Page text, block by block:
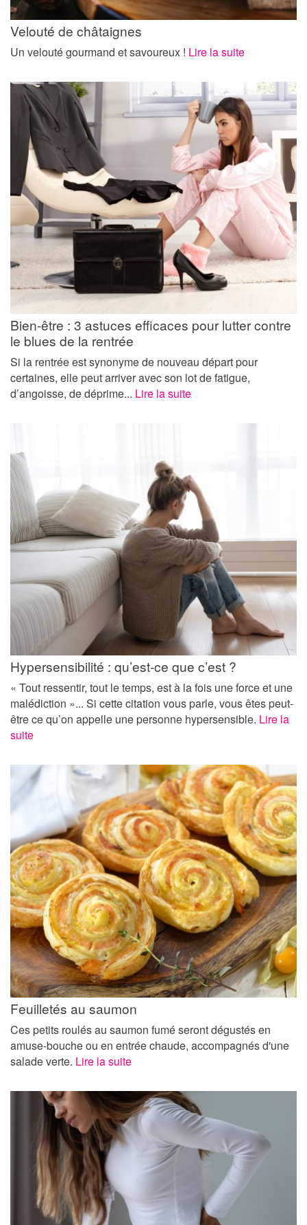
Velouté de châtaignes
Un velouté gourmand et savoureux ! Lire la suite
Bien-être : 3 astuces efficaces pour lutter contre
le blues de la rentrée
Si la rentrée est synonyme de nouveau départ pour
certaines, elle peut arriver avec son lot de fatigue,
d’angoisse, de déprime... Lire la suite
Hypersensibilité : qu’est-ce que c’est ?
« Tout ressentir, tout le temps, est à la fois une force et une
malédiction »... Si cette citation vous parle, vous êtes peut-
être ce qu’on appelle une personne hypersensible. Lire la
suite
Feuilletés au saumon
Ces petits roulés au saumon fumé seront dégustés en
amuse-bouche ou en entrée chaude, accompagnés d'une
salade verte. Lire la suite